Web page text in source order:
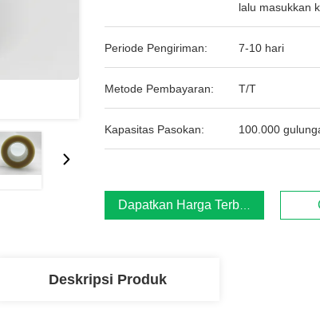
lalu masukkan
Periode Pengiriman: 7-10 hari
Metode Pembayaran: T/T
Kapasitas Pasokan: 100.000
Dapatkan Harga Terbaik
Deskripsi Produk